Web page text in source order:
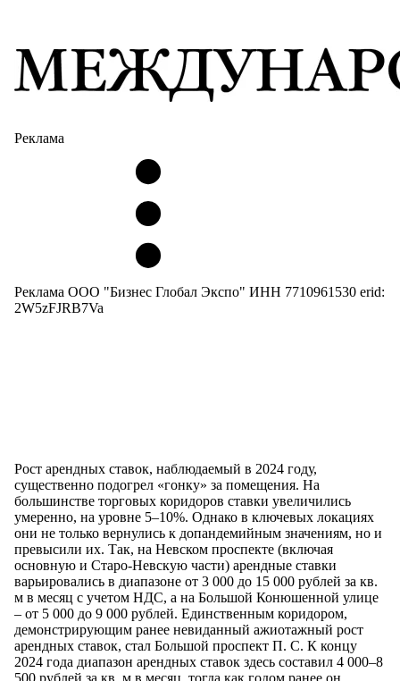
Реклама
Реклама ООО "Бизнес Глобал Экспо" ИНН 7710961530 erid:
2W5zFJRB7Va
Рост арендных ставок, наблюдаемый в 2024 году,
существенно подогрел «гонку» за помещения. На
большинстве торговых коридоров ставки увеличились
умеренно, на уровне 5–10%. Однако в ключевых локациях
они не только вернулись к допандемийным значениям, но и
превысили их. Так, на Невском проспекте (включая
основную и Старо-Невскую части) арендные ставки
варьировались в диапазоне от 3 000 до 15 000 рублей за кв.
м в месяц с учетом НДС, а на Большой Конюшенной улице
– от 5 000 до 9 000 рублей. Единственным коридором,
демонстрирующим ранее невиданный ажиотажный рост
арендных ставок, стал Большой проспект П. С. К концу
2024 года диапазон арендных ставок здесь составил 4 000–8
500 рублей за кв. м в месяц, тогда как годом ранее он